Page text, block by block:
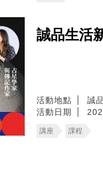
誠品生活
活動地點
誠
活動日期
講座 課程